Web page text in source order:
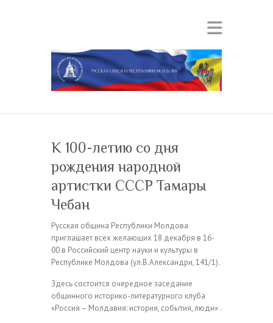
К 100-летию со дня
рождения народной
артистки СССР Тамары
Чебан
Русская община Республики Молдова
приглашает всех желающих 18 декабря в 16-
00 в Российский центр науки и культуры в
Республике Молдова (ул.В.Александри, 141/1).
Здесь состоится очередное заседание
общинного историко-литературного клуба
«Россия – Молдавия: история, события, люди» .